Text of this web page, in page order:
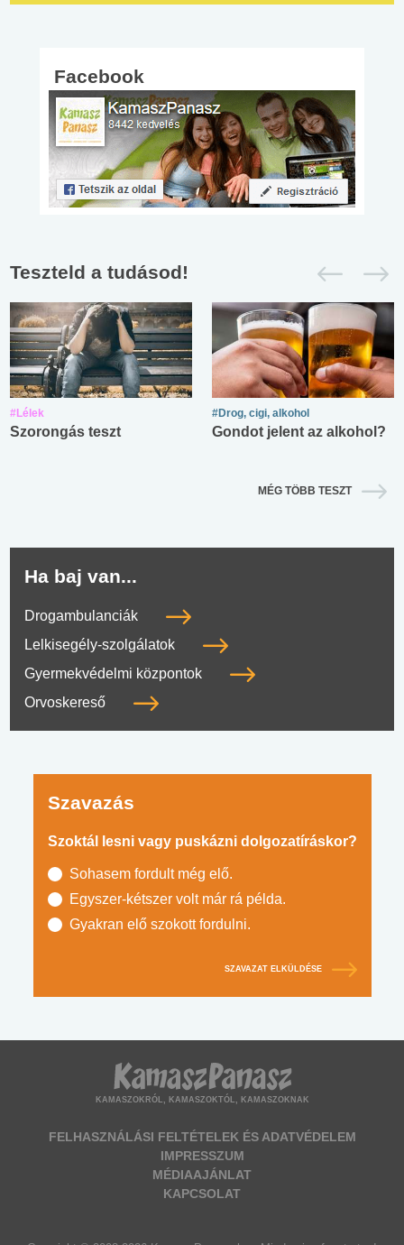
Facebook
Teszteld a tudásod!
#Lélek
Szorongás teszt
#Drog, cigi, alkohol
Gondot jelent az alkohol?
MÉG TÖBB TESZT
Ha baj van...
Drogambulanciák
Lelkisegély-szolgálatok
Gyermekvédelmi központok
Orvoskereső
Szavazás
Szoktál lesni vagy puskázni dolgozatíráskor?
Sohasem fordult még elő.
Egyszer-kétszer volt már rá példa.
Gyakran elő szokott fordulni.
SZAVAZAT ELKÜLDÉSE
KAMASZOKRÓL, KAMASZOKTÓL, KAMASZOKNAK
FELHASZNÁLÁSI FELTÉTELEK ÉS ADATVÉDELEM
IMPRESSZUM
MÉDIAAJÁNLAT
KAPCSOLAT